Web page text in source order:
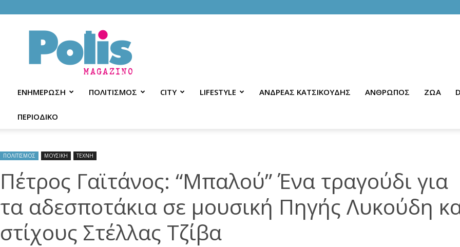
Polis
Magazino
ΕΝΗΜΕΡΩΣΗ ΠΟΛΙΤΙΣΜΟΣ CITY LIFESTYLE ΑΝΔΡΕΑΣ ΚΑΤΣΙΚΟΥΔΗΣ ΑΝΘΡΩΠΟΣ ΖΩΑ
ΠΕΡΙΟΔΙΚΟ
ΠΟΛΙΤΙΣΜΟΣ ΜΟΥΣΙΚΗ ΤΕΧΝΗ
Πέτρος Γαϊτάνος: “Μπαλού” Ένα τραγούδι για
τα αδεσποτάκια σε μουσική Πηγής Λυκούδη
στίχους Στέλλας Τζίβα